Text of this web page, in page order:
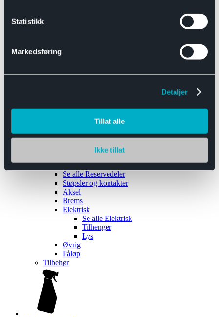
Statistikk
Markedsføring
Detaljer
Tillat alle
Ikke tillat
Båthengere
Reservedeler
Se alle Reservedeler
Støpsler og kontakter
Aksel
Brems
Elektrisk
Se alle Elektrisk
Tilhenger
Lys
Øvrig
Påløp
Tilbehør